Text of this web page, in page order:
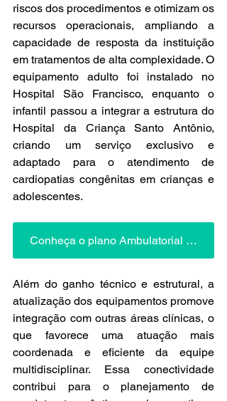
riscos dos procedimentos e otimizam os
recursos operacionais, ampliando a
capacidade de resposta da instituição
em tratamentos de alta complexidade. O
equipamento adulto foi instalado no
Hospital São Francisco, enquanto o
infantil passou a integrar a estrutura do
Hospital da Criança Santo Antônio,
criando um serviço exclusivo e
adaptado para o atendimento de
cardiopatias congênitas em crianças e
adolescentes.
Conheça o plano Ambulatorial Saúde PAS
Além do ganho técnico e estrutural, a
atualização dos equipamentos promove
integração com outras áreas clínicas, o
que favorece uma atuação mais
coordenada e eficiente da equipe
multidisciplinar. Essa conectividade
contribui para o planejamento de